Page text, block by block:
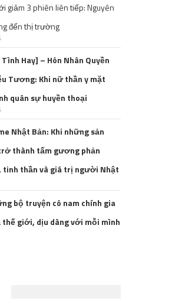
giảm 3 phiên liên tiếp: Nguyên
đến thị trường
Hay] – Hôn Nhân Quyền
Tương: Khi nữ thần y mặt
quân sự huyền thoại
Nhật Bản: Khi những sản
thành tấm gương phản
tinh thần và giá trị người Nhật
bộ truyện có nam chính gia
giới, dịu dàng với mỗi mình